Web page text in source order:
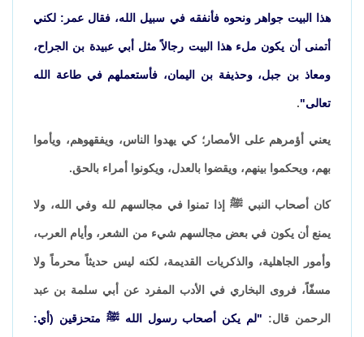
هذا البيت جواهر ونحوه فأنفقه في سبيل الله، فقال عمر: لكني
أتمنى أن يكون ملء هذا البيت رجالاً مثل أبي عبيدة بن الجراح،
ومعاذ بن جبل، وحذيفة بن اليمان، فأستعملهم في طاعة الله
تعالى".
يعني أؤمرهم على الأمصار؛ كي يهدوا الناس، ويفقهوهم، ويأموا
بهم، ويحكموا بينهم، ويقضوا بالعدل، ويكونوا أمراء بالحق.
كان أصحاب النبي ﷺ إذا تمنوا في مجالسهم لله وفي الله، ولا
يمنع أن يكون في بعض مجالسهم شيء من الشعر، وأيام العرب،
وأمور الجاهلية، والذكريات القديمة، لكنه ليس حديثاً محرماً ولا
مسفّاً، فروى البخاري في الأدب المفرد عن أبي سلمة بن عبد
الرحمن قال: "لم يكن أصحاب رسول الله ﷺ متحزقين (أي: